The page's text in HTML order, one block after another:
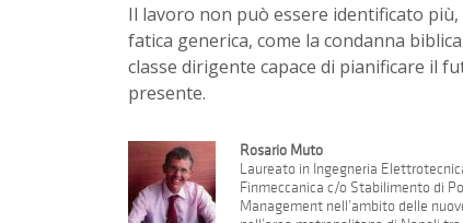
Il lavoro non può essere identificato
fatica generica, come la condanna
classe dirigente capace di pianificare il
presente.
Rosario Muto
Laureato in Ingegneria
Finmeccanica c/o Stabilimento di
Management nell’ambito delle